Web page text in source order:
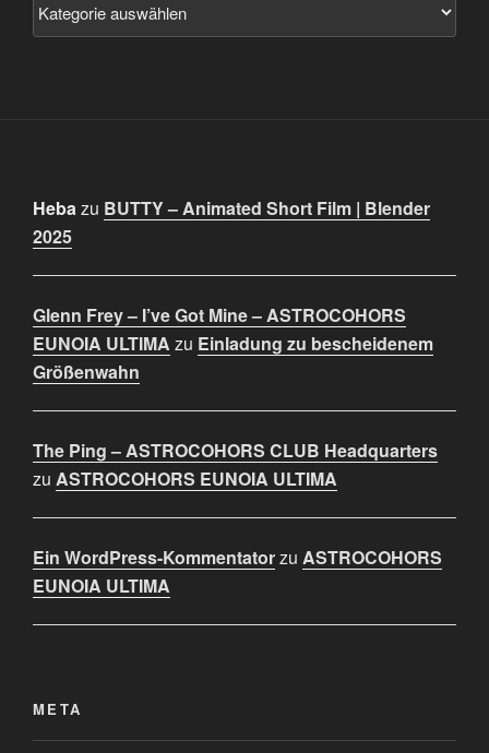
Hebazu BUTTY – Animated Short Film | Blender
2025
Glenn Frey – I’ve Got Mine – ASTROCOHORS
EUNOIA ULTIMA zu Einladung zu bescheidenem
Größenwahn
The Ping – ASTROCOHORS CLUB Headquarters
zu ASTROCOHORS EUNOIA ULTIMA
Ein WordPress-Kommentatorzu ASTROCOHORS
EUNOIA ULTIMA
META